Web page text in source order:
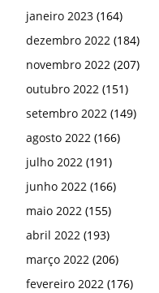
janeiro 2023 (164)
dezembro 2022 (184)
novembro 2022 (207)
outubro 2022 (151)
setembro 2022 (149)
agosto 2022 (166)
julho 2022 (191)
junho 2022 (166)
maio 2022 (155)
abril 2022 (193)
março 2022 (206)
fevereiro 2022 (176)